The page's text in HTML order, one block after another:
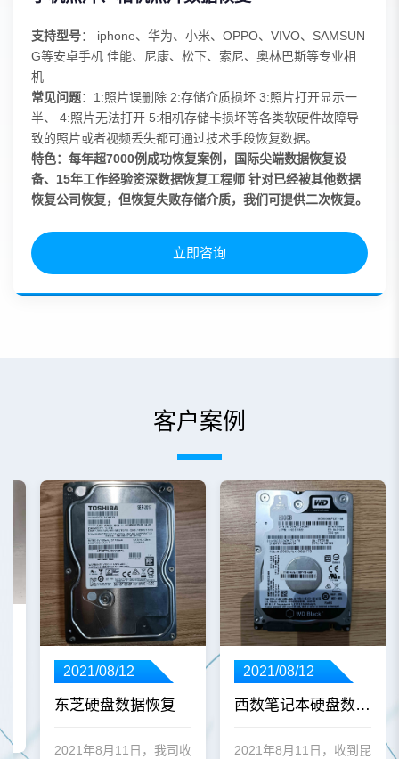
支持型号： iphone、华为、小米、OPPO、VIVO、SAMSUN
G等安卓手机 佳能、尼康、松下、索尼、奥林巴斯等专业相
机
常见问题：1:照片误删除 2:存储介质损坏 3:照片打开显示一
半、 4:照片无法打开 5:相机存储卡损坏等各类软硬件故障导
致的照片或者视频丢失都可通过技术手段恢复数据。
特色：每年超7000例成功恢复案例，国际尖端数据恢复设
备、15年工作经验资深数据恢复工程师 针对已经被其他数据
恢复公司恢复，但恢复失败存储介质，我们可提供二次恢复。
立即咨询
客户案例
2021/08/12
东芝硬盘数据恢复
2021年8月11日，我司收
2021/08/12
西数笔记本硬盘数据恢复案例
2021年8月11日，收到昆